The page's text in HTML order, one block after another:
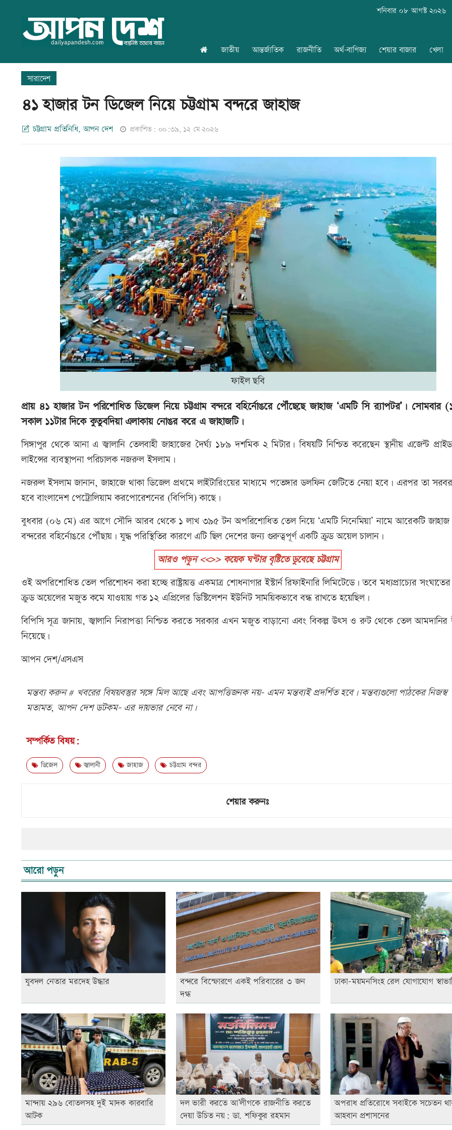
শনিবার ০৮ আগস্ট ২০২৬
জাতীয় আন্তর্জাতিক রাজনীতি অর্থ-বাণিজ্য শেয়ার বাজার খেলা
সারাদেশ
৪১ হাজার টন ডিজেল নিয়ে চট্টগ্রাম বন্দরে জাহাজ
চট্টগ্রাম প্রতিনিধি, আপন দেশ প্রকাশিত: ০০:৩৯, ১২ মে ২০২৬
ফাইল ছবি
প্রায় ৪১ হাজার টন পরিশোধিত ডিজেল নিয়ে চট্টগ্রাম বন্দরে বহির্নোঙরে পৌঁছেছে জাহাজ ‘এমটি সি র‌্যাপটর’। সোমবার
সকাল ১১টার দিকে কুতুবদিয়া এলাকায় নোঙর করে এ জাহাজটি।
সিঙ্গাপুর থেকে আনা এ জ্বালানি তেলবাহী জাহাজের দৈর্ঘ্য ১৮৯ দশমিক ২ মিটার। বিষয়টি নিশ্চিত করেছেন স্থানীয় এজেন্ট
লাইন্সের ব্যবস্থাপনা পরিচালক নজরুল ইসলাম।
নজরুল ইসলাম জানান, জাহাজে থাকা ডিজেল প্রথমে লাইটারিংয়ের মাধ্যমে পতেঙ্গার ডলফিন জেটিতে নেয়া হবে। এরপর তা
হবে বাংলাদেশ পেট্রোলিয়াম করপোরেশনের (বিপিসি) কাছে।
বুধবার (০৬ মে) এর আগে সৌদি আরব থেকে ১ লাখ ৩৯৫ টন অপরিশোধিত তেল নিয়ে ‘এমটি নিনেমিয়া’ নামে আরেকটি জাহাজ
বন্দরের বহির্নোঙরে পৌঁছায়। যুদ্ধ পরিস্থিতির কারণে এটি ছিল দেশের জন্য গুরুত্বপূর্ণ একটি ক্রুড অয়েল চালান।
আরও পড়ুন <<>> কয়েক ঘণ্টার বৃষ্টিতে ডুবেছে চট্টগ্রাম
ওই অপরিশোধিত তেল পরিশোধন করা হচ্ছে রাষ্ট্রায়ত্ত একমাত্র শোধনাগার ইস্টার্ন রিফাইনারি লিমিটেডে। তবে মধ্যপ্রাচ্যের
ক্রুড অয়েলের মজুত কমে যাওয়ায় গত ১২ এপ্রিলের ডিস্টিলেশন ইউনিট সাময়িকভাবে বন্ধ রাখতে হয়েছিল।
বিপিসি সূত্র জানায়, জ্বালানি নিরাপত্তা নিশ্চিত করতে সরকার এখন মজুত বাড়ানো এবং বিকল্প উৎস ও রুট থেকে তেল
নিয়েছে।
আপন দেশ/এসএস
মন্তব্য করুন # খবরের বিষয়বস্তুর সঙ্গে মিল আছে এবং আপত্তিজনক নয়- এমন মন্তব্যই প্রদর্শিত হবে। মন্তব্যগুলো পাঠকের নিজস্ব
মতামত, আপন দেশ ডটকম- এর দায়ভার নেবে না।
সম্পর্কিত বিষয়:
ডিজেল জ্বালানী জাহাজ চট্টগ্রাম বন্দর
শেয়ার করুনঃ
আরো পড়ুন
যুবদল নেতার মরদেহ উদ্ধার
বন্দরে বিস্ফোরণে একই পরিবারের ৩ জন
দগ্ধ
ঢাকা-ময়মনসিংহ রেল যোগাযোগ
মান্দায় ২৯৬ বোতলসহ দুই মাদক কারবারি
আটক
দল ভারী করতে আ’লীগকে রাজনীতি করতে
দেয়া উচিত নয়: ডা. শফিকুর রহমান
অপরাধ প্রতিরোধে সবাইকে সচেতন
আহবান প্রশাসনের